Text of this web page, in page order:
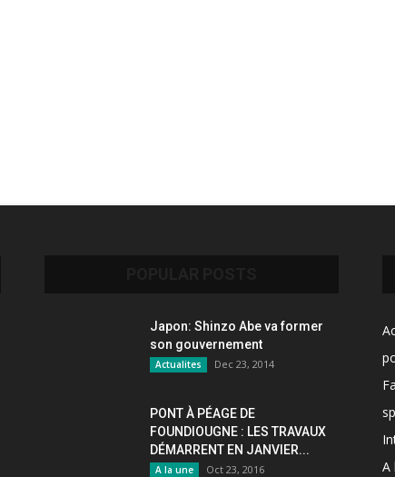
Japon: Shinzo Abe va former
son gouvernement
Actualites Dec 23, 2014
PONT À PÉAGE DE
FOUNDIOUGNE : LES TRAVAUX
DÉMARRENT EN JANVIER...
A la une Oct 23, 2016
A